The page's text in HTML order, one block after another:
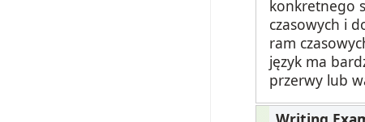
konkretnego
czasowych i
ram
język ma
przerwy lub